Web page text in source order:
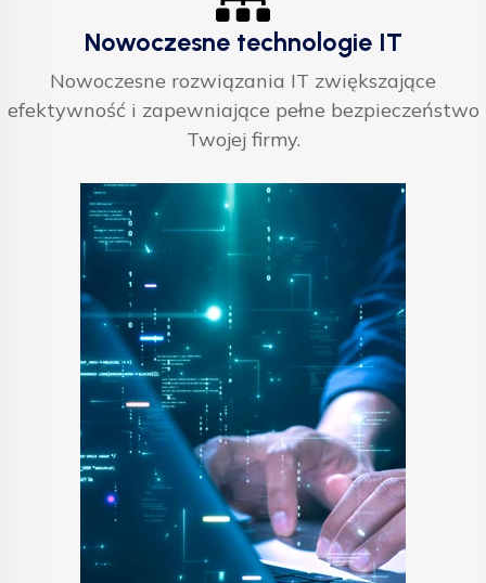
Nowoczesne technologie IT
Nowoczesne rozwiązania IT zwiększające
efektywność i zapewniające pełne bezpieczeństwo
Twojej firmy.